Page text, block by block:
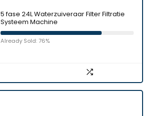
5 fase 24L Waterzuiveraar Filter Filtratie
Systeem Machine
Already Sold: 76%